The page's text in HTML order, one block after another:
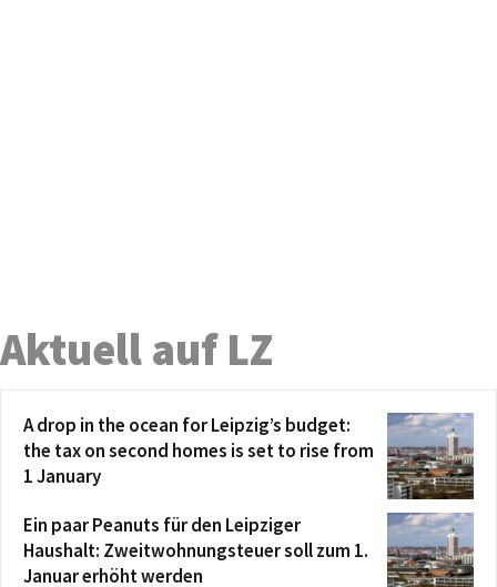
Aktuell auf LZ
A drop in the ocean for Leipzig’s budget:
the tax on second homes is set to rise from
1 January
Ein paar Peanuts für den Leipziger
Haushalt: Zweitwohnungsteuer soll zum 1.
Januar erhöht werden